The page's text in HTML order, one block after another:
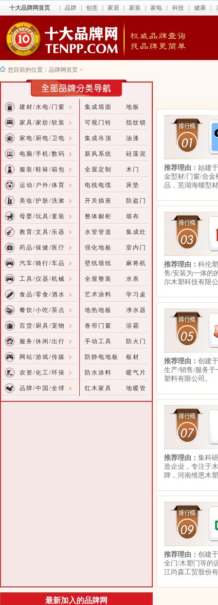
十大品牌网首页 品牌 创意 家居 家装 家电 科技 健康
您目前的位置： 品牌网首页 >
建材/水电/门窗
家具/家纺/软装
家电/厨电/卫电
电脑/手机/数码
服装/鞋袜/箱包
运动/户外/体育
美妆/护肤/洗漱
母婴/玩具/童装
教育/文具/乐器
药品/保健/医疗
汽车/骑行/车品
工具/仪器/机械
食品/零食/酒水
餐饮/小吃/茶点
百货/厨具/宠物
服务/休闲/出行
网站/游戏/传媒
农资/化工/环保
品牌/中国/全球
集成墙面 地板
可视门铃 指纹锁
集成吊顶 油漆
新风系统 硅藻泥
全屋定制 木门
电线电缆 床垫
开关插座 防盗门
整体橱柜 墙布
水管管道 集成灶
强化地板 室内门
壁纸墙纸 麻将机
全屋整装 水表
艺术涂料 学习桌
地热地板 净水器
卷帘门窗 浴霸
手动工具 防火门
防静电地板 板材
防水涂料 暖气片
红木家具 地暖管
推荐理由： 始建
金型材/门窗/合金
品，芜湖海螺型
推荐理由： 科伦
售/安装为一体的
尔木塑科技有限
推荐理由： 创建
生产/销售/服务于
塑料有限公司。
推荐理由： 集科
造企业，专注于
牌，河南维恩木
推荐理由： 创建
全门/木塑门等的
江尚森工贸股份
最新加入的品牌网